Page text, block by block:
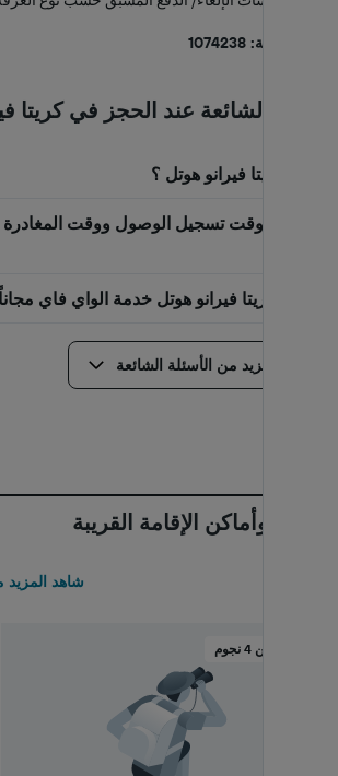
رقم الرخصة: 1074238
الأسئلة الشائعة عند الحجز في كريتا
أين يقع كريتا فيرانو هوتل ؟
متى يكون وقت تسجيل الوصول ووقت المغادرة
هل يوفر كريتا فيرانو هوتل خدمة الواي فاي
عرض المزيد من الأسئلة الشائعة
الفنادق وأماكن الإقامة القريبة
شاهد المزيد
فندق من 4 نجوم